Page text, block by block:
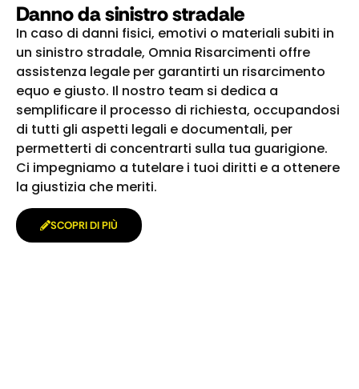
Danno da sinistro stradale
In caso di danni fisici, emotivi o materiali subiti in
un sinistro stradale, Omnia Risarcimenti offre
assistenza legale per garantirti un risarcimento
equo e giusto. Il nostro team si dedica a
semplificare il processo di richiesta, occupandosi
di tutti gli aspetti legali e documentali, per
permetterti di concentrarti sulla tua guarigione.
Ci impegniamo a tutelare i tuoi diritti e a ottenere
la giustizia che meriti.
SCOPRI DI PIÙ